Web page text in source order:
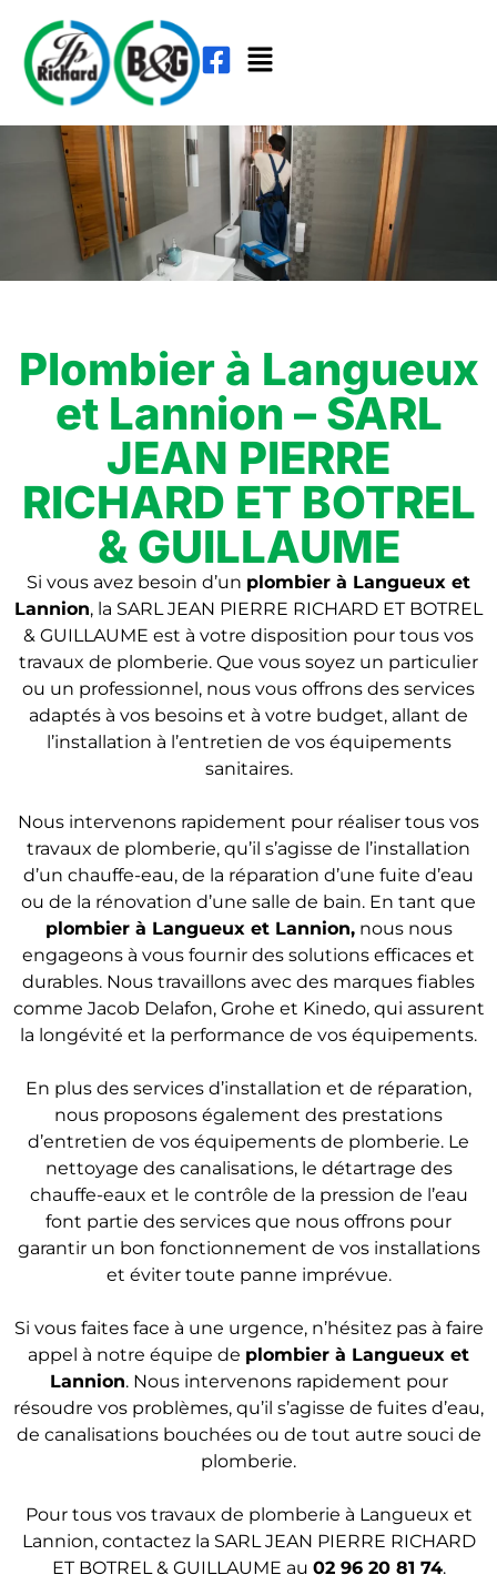
Plombier à Langueux
et Lannion – SARL
JEAN PIERRE
RICHARD ET BOTREL
& GUILLAUME
Si vous avez besoin d’un plombier à Langueux et
Lannion, la SARL JEAN PIERRE RICHARD ET BOTREL
& GUILLAUME est à votre disposition pour tous vos
travaux de plomberie. Que vous soyez un particulier
ou un professionnel, nous vous offrons des services
adaptés à vos besoins et à votre budget, allant de
l’installation à l’entretien de vos équipements
sanitaires.
Nous intervenons rapidement pour réaliser tous vos
travaux de plomberie, qu’il s’agisse de l’installation
d’un chauffe-eau, de la réparation d’une fuite d’eau
ou de la rénovation d’une salle de bain. En tant que
plombierà Langueux et Lannion,nous nous
engageons à vous fournir des solutions efficaces et
durables. Nous travaillons avec des marques fiables
comme Jacob Delafon, Grohe et Kinedo, qui assurent
la longévité et la performance de vos équipements.
En plus des services d’installation et de réparation,
nous proposons également des prestations
d’entretien de vos équipements de plomberie. Le
nettoyage des canalisations, le détartrage des
chauffe-eaux et le contrôle de la pression de l’eau
font partie des services que nous offrons pour
garantir un bon fonctionnement de vos installations
et éviter toute panne imprévue.
Si vous faites face à une urgence, n’hésitez pas à faire
appel à notre équipe de plombier à Langueux et
Lannion. Nous intervenons rapidement pour
résoudre vos problèmes, qu’il s’agisse de fuites d’eau,
de canalisations bouchées ou de tout autre souci de
plomberie.
Pour tous vos travaux de plomberie à Langueux et
Lannion, contactez la SARL JEAN PIERRE RICHARD
ET BOTREL & GUILLAUME au 02 96 20 81 74.